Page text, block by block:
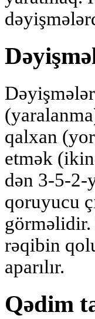
qalxan
etmək
dən 3-5-2-
qoruyucu
görməlidir.
rəqibin
aparılır.
Qədim